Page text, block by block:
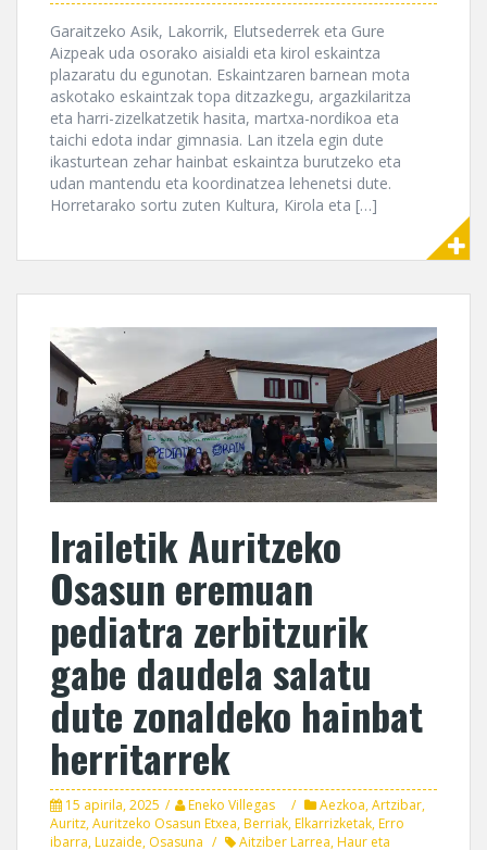
Garaitzeko Asik, Lakorrik, Elutsederrek eta Gure
Aizpeak uda osorako aisialdi eta kirol eskaintza
plazaratu du egunotan. Eskaintzaren barnean mota
askotako eskaintzak topa ditzazkegu, argazkilaritza
eta harri-zizelkatzetik hasita, martxa-nordikoa eta
taichi edota indar gimnasia. Lan itzela egin dute
ikasturtean zehar hainbat eskaintza burutzeko eta
udan mantendu eta koordinatzea lehenetsi dute.
Horretarako sortu zuten Kultura, Kirola eta […]
Irailetik Auritzeko
Osasun eremuan
pediatra zerbitzurik
gabe daudela salatu
dute zonaldeko hainbat
herritarrek
15 apirila, 2025 Eneko Villegas Aezkoa,Artzibar,
Auritz,Auritzeko Osasun Etxea,Berriak,Elkarrizketak,Erro
ibarra,Luzaide, Osasuna Aitziber Larrea,Haur eta